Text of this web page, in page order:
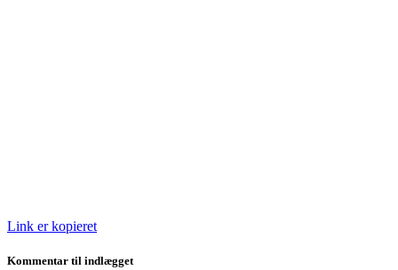
Link er kopieret
Kommentar til indlægget